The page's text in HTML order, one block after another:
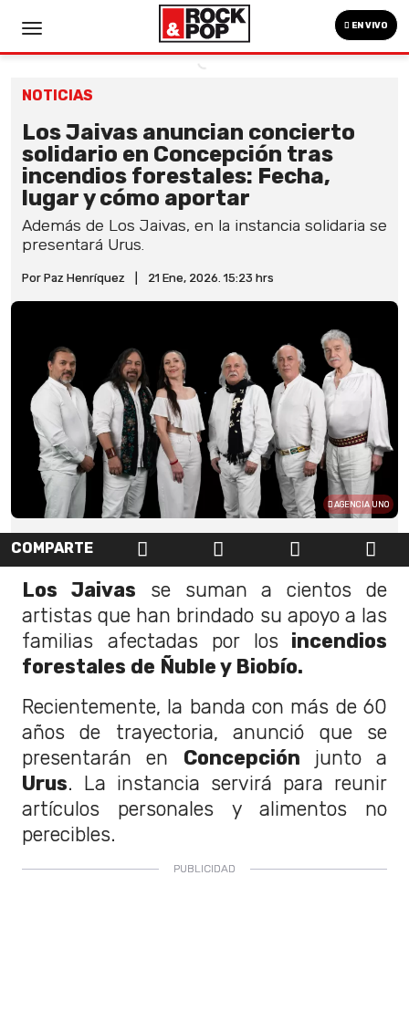
EN VIVO
NOTICIAS
Los Jaivas anuncian concierto
solidario en Concepción tras
incendios forestales: Fecha,
lugar y cómo aportar
Además de Los Jaivas, en la instancia solidaria se
presentará Urus.
Por Paz Henríquez 21 Ene, 2026. 15:23 hrs
AGENCIA UNO
COMPARTE
Los Jaivas se suman a cientos de
artistas que han brindado su apoyo a las
familias afectadas por losincendios
forestales de Ñuble y Biobío.
Recientemente, la banda con más de 60
años de trayectoria, anunció que se
presentarán en Concepción junto a
Urus. La instancia servirá para reunir
artículos personales y alimentos no
perecibles.